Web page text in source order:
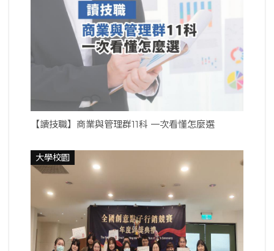
【讀技職】商業與管理群11科 一次看懂怎麼選
大學校園